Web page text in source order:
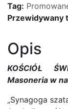
Tag:
Przewidywany
Opis
KOŚCIÓŁ
Masoneria w
„Synagoga